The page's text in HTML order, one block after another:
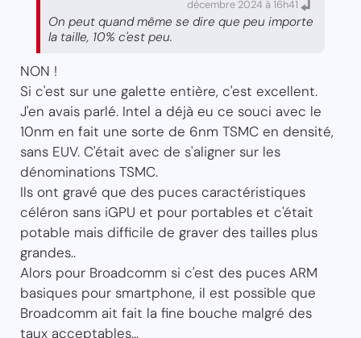
décembre 2024 à 16h41
On peut quand même se dire que peu importe
la taille, 10% c'est peu.
NON !
Si c'est sur une galette entière, c'est excellent.
J'en avais parlé. Intel a déjà eu ce souci avec le
10nm en fait une sorte de 6nm TSMC en densité,
sans EUV. C'était avec de s'aligner sur les
dénominations TSMC.
Ils ont gravé que des puces caractéristiques
céléron sans iGPU et pour portables et c'était
potable mais difficile de graver des tailles plus
grandes..
Alors pour Broadcomm si c'est des puces ARM
basiques pour smartphone, il est possible que
Broadcomm ait fait la fine bouche malgré des
taux acceptables...